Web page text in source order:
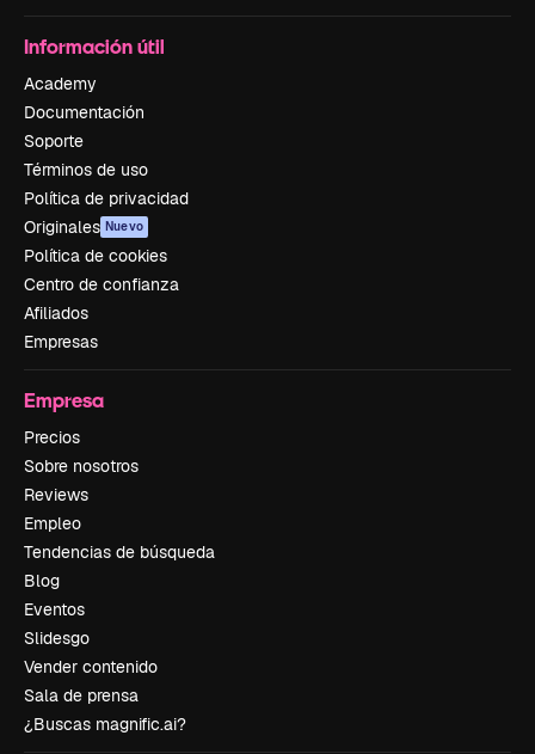
Información útil
Academy
Documentación
Soporte
Términos de uso
Política de privacidad
Originales Nuevo
Política de cookies
Centro de confianza
Afiliados
Empresas
Empresa
Precios
Sobre nosotros
Reviews
Empleo
Tendencias de búsqueda
Blog
Eventos
Slidesgo
Vender contenido
Sala de prensa
¿Buscas magnific.ai?